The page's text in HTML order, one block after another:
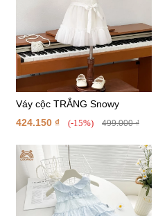
Váy cộc TRẮNG Snowy
424.150 ₫
(-15%) 499.000 ₫